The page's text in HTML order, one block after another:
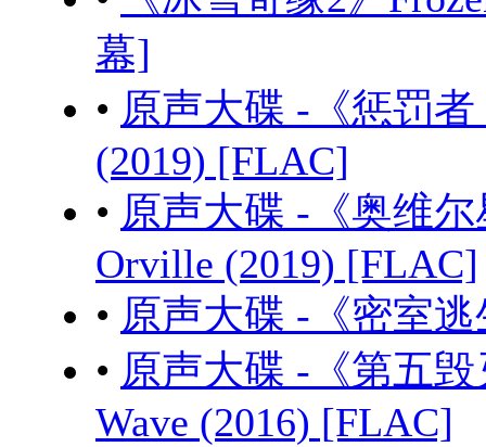
幕]
• 原声大碟 -《惩罚者
(2019) [FLAC]
• 原声大碟 -《奥维
Orville (2019) [FLAC]
• 原声大碟 -《密室逃
• 原声大碟 -《第五
Wave (2016) [FLAC]